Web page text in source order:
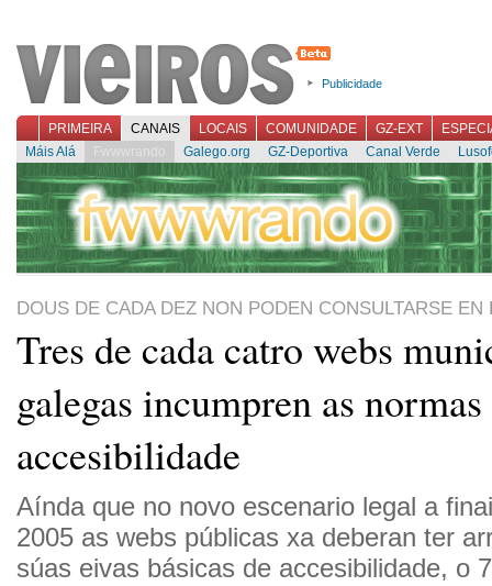
Publicidade
PRIMEIRA CANAIS LOCAIS COMUNIDADE GZ-EXT
Máis Alá
Fwwwrando Galego.org GZ-Deportiva Canal Verde
DOUS DE CADA DEZ NON PODEN CONSULTARSE EN
Tres de cada catro webs
galegas incumpren as normas
accesibilidade
Aínda que no novo escenario legal a
2005 as webs públicas xa deberan ter
súas eivas básicas de accesibilidade, o